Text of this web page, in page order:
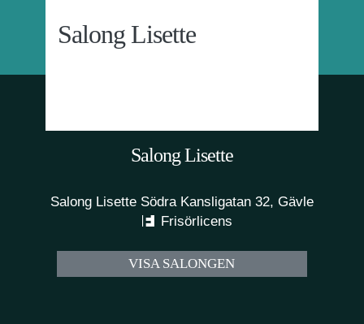
Salong Lisette
Salong Lisette
Salong Lisette Södra Kansligatan 32, Gävle
Frisörlicens
VISA SALONGEN